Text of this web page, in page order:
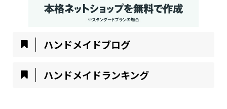
ハンドメイドブログ
ハンドメイドランキング